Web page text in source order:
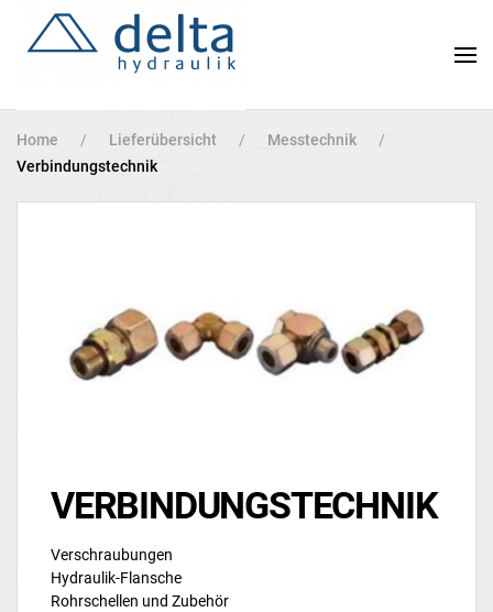
Home Lieferübersicht
Messtechnik
Verbindungstechnik
VERBINDUNGSTECHNIK
Verschraubungen
Hydraulik-Flansche
Rohrschellen und Zubehör